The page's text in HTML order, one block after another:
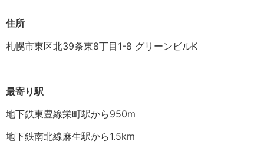
住所
札幌市東区北39条東8丁目1-8 グリーンビルK
最寄り駅
地下鉄東豊線栄町駅から950m
地下鉄南北線麻生駅から1.5km